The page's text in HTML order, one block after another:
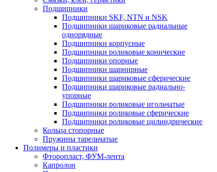
Подшипники
Подшипники SKF, NTN и NSK
Подшипники шариковые радиальные
однорядные
Подшипники корпусные
Подшипники роликовые конические
Подшипники опорные
Подшипники шарнирные
Подшипники шариковые сферические
Подшипники шариковые радиально-
упорные
Подшипники роликовые игольчатые
Подшипники роликовые сферические
Подшипники роликовые цилиндрические
Кольца стопорные
Пружины тарельчатые
Полимеры и пластики
Фторопласт, ФУМ-лента
Капролон